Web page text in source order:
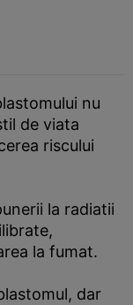
nu
de viata
riscului
la radiatii
la fumat.
dar